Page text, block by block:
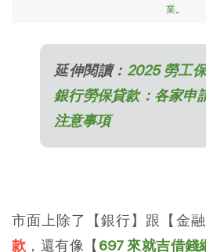
業。
延伸閱讀： 2025 勞工
銀行勞保貸款：各家申
注意事項
市面上除了【銀行】跟【金
款 ，還有像【697 來就吉借錢